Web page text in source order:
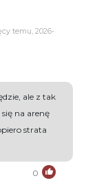
temu, 2026-
ale z tak
na arenę
strata
0